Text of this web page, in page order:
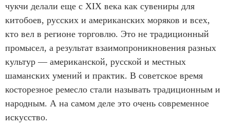
чукчи делали еще с XIX века как сувениры для
китобоев, русских и американских моряков и всех,
кто вел в регионе торговлю. Это не традиционный
промысел, а результат взаимопроникновения разных
культур — американской, русской и местных
шаманских умений и практик. В советское время
косторезное ремесло стали называть традиционным и
народным. А на самом деле это очень современное
искусство.